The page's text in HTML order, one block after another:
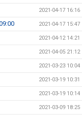
2021-04-17 16:16
2021-04-17 15:47
2021-04-12 14:21
2021-04-05 21:12
2021-03-23 10:04
2021-03-19 10:31
2021-03-19 10:14
2021-03-09 18:25